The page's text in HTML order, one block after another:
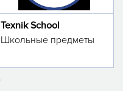
Texnik School
Школьные предметы